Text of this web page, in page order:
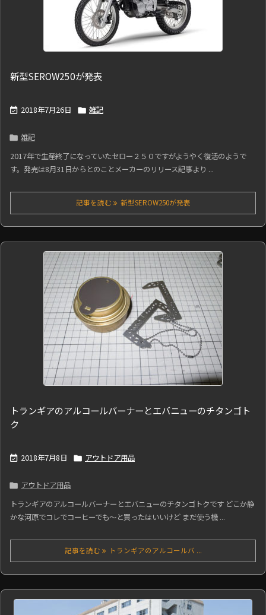
新型SEROW250が発表
 2018年7月26日  雑記
 雑記
2017年で生産終了になっていたセロー２５０ですがようやく復活のようで
す。発売は8月31日からとのことメーカーのリリース記事より ...
記事を読む 新型SEROW250が発表
トランギアのアルコールバーナーとエバニューのチタンゴト
ク
 2018年7月8日  アウトドア用品
 アウトドア用品
トランギアのアルコールバーナーとエバニューのチタンゴトクです どこか静
かな河原でコレでコーヒーでも～と買ったはいいけど まだ使う機 ...
記事を読む トランギアのアルコールバ ...